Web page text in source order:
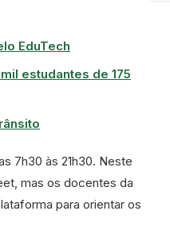
EduTech
estudantes de 175
7h30 às 21h30. Neste
mas os docentes da
para orientar os